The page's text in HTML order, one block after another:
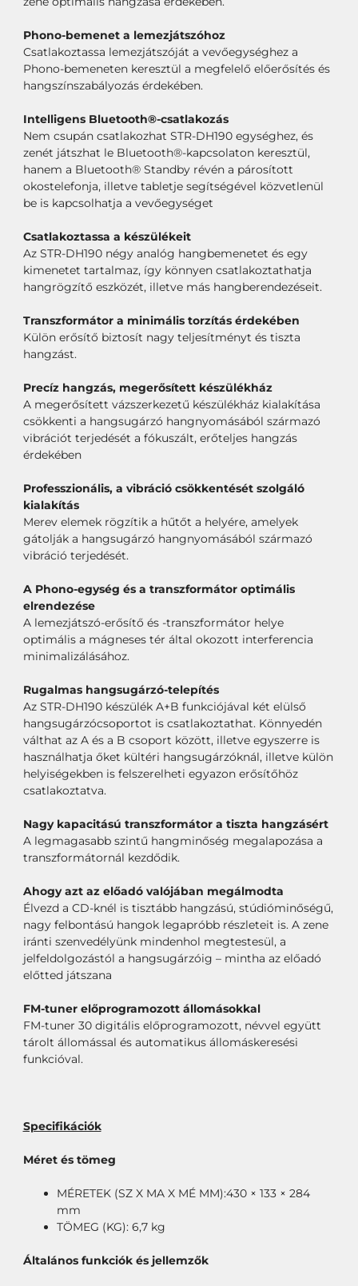
Phono-bemenet a lemezjátszóhoz
Csatlakoztassa lemezjátszóját a vevőegységhez a
Phono-bemeneten keresztül a megfelelő előerősítés és
hangszínszabályozás érdekében.
Intelligens Bluetooth®-csatlakozás
Nem csupán csatlakozhat STR-DH190 egységhez, és
zenét játszhat le Bluetooth®-kapcsolaton keresztül,
hanem a Bluetooth® Standby révén a párosított
okostelefonja, illetve tabletje segítségével közvetlenül
be is kapcsolhatja a vevőegységet
Csatlakoztassa a készülékeit
Az STR-DH190 négy analóg hangbemenetet és egy
kimenetet tartalmaz, így könnyen csatlakoztathatja
hangrögzítő eszközét, illetve más hangberendezéseit.
Transzformátor a minimális torzítás érdekében
Külön erősítő biztosít nagy teljesítményt és tiszta
hangzást.
Precíz hangzás, megerősített készülékház
A megerősített vázszerkezetű készülékház kialakítása
csökkenti a hangsugárzó hangnyomásából származó
vibrációt terjedését a fókuszált, erőteljes hangzás
érdekében
Professzionális, a vibráció csökkentését szolgáló
kialakítás
Merev elemek rögzítik a hűtőt a helyére, amelyek
gátolják a hangsugárzó hangnyomásából származó
vibráció terjedését.
A Phono-egység és a transzformátor optimális
elrendezése
A lemezjátszó-erősítő és -transzformátor helye
optimális a mágneses tér által okozott interferencia
minimalizálásához.
Rugalmas hangsugárzó-telepítés
Az STR-DH190 készülék A+B funkciójával két elülső
hangsugárzócsoportot is csatlakoztathat. Könnyedén
válthat az A és a B csoport között, illetve egyszerre is
használhatja őket kültéri hangsugárzóknál, illetve külön
helyiségekben is felszerelheti egyazon erősítőhöz
csatlakoztatva.
Nagy kapacitású transzformátor a tiszta hangzásért
A legmagasabb szintű hangminőség megalapozása a
transzformátornál kezdődik.
Ahogy azt az előadó valójában megálmodta
Élvezd a CD-knél is tisztább hangzású, stúdióminőségű,
nagy felbontású hangok legapróbb részleteit is. A zene
iránti szenvedélyünk mindenhol megtestesül, a
jelfeldolgozástól a hangsugárzóig – mintha az előadó
előtted játszana
FM-tuner előprogramozott állomásokkal
FM-tuner 30 digitális előprogramozott, névvel együtt
tárolt állomással és automatikus állomáskeresési
funkcióval.
Specifikációk
Méret és tömeg
MÉRETEK (SZ X MA X MÉ MM):430 × 133 × 284
mm
TÖMEG (KG): 6,7 kg
Általános funkciók és jellemzők